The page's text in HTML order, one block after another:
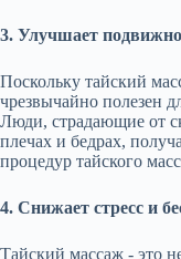
3. Улучшает
Поскольку тайский
чрезвычайно полезен
Люди, страдающие от
плечах и бедрах,
процедур тайского
4. Снижает стресс и
Тайский массаж - это